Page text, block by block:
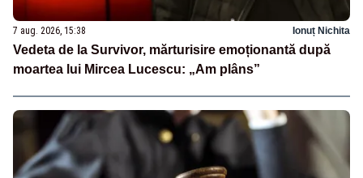
7 aug. 2026, 15:38 Ionuț Nichita
Vedeta de la Survivor, mărturisire emoționantă după
moartea lui Mircea Lucescu: „Am plâns”